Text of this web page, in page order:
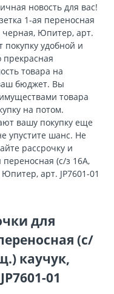
новость для вас!
1-ая переносная
черная, Юпитер, арт.
покупку удобной и
прекрасная
товара на
бюджет. Вы
товара
на потом.
вашу покупку еще
упустите шанс. Не
рассрочку и
переносная (с/з 16А,
арт. JP7601-01
для
(с/
каучук,
01